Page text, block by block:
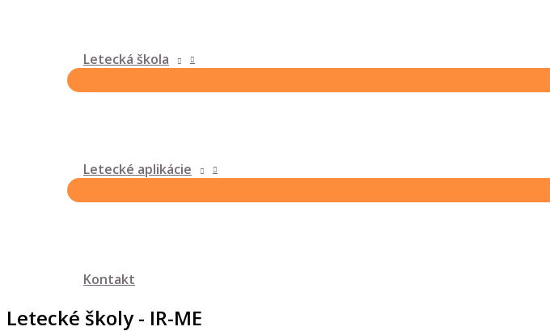
Letecká škola
Letecké aplikácie
Kontakt
Letecké školy - IR-ME